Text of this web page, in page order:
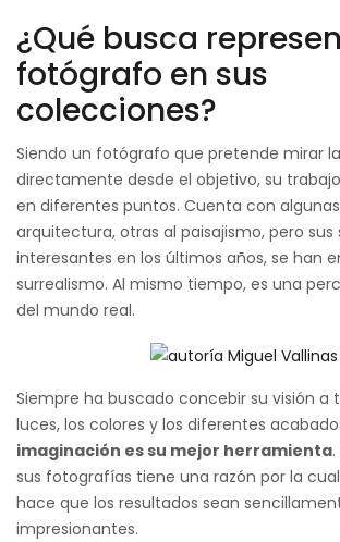
¿Qué busca
fotógrafo en sus
colecciones?
Siendo un fotógrafo que pretende mirar
directamente desde el objetivo, su
en diferentes puntos. Cuenta con
arquitectura, otras al paisajismo, pero sus
interesantes en los últimos años, se han
surrealismo. Al mismo tiempo, es una
del mundo real.
Siempre ha buscado concebir su visión a
luces, los colores y los diferentes
imaginación es su mejor herramienta
sus fotografías tiene una razón por la
hace que los resultados sean
impresionantes.